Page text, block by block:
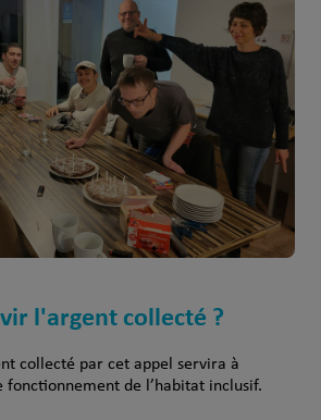
l'argent collecté ?
collecté par cet appel servira à
fonctionnement de l’habitat inclusif.